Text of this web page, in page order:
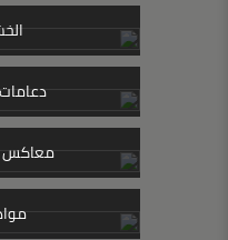
معاكس